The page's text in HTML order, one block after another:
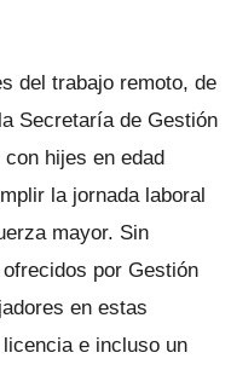
del trabajo remoto, de
Secretaría de Gestión
hijes en edad
la jornada laboral
mayor. Sin
por Gestión
en estas
e incluso un